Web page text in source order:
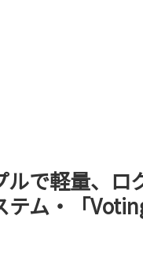
ルで軽量、ロ
テム・「